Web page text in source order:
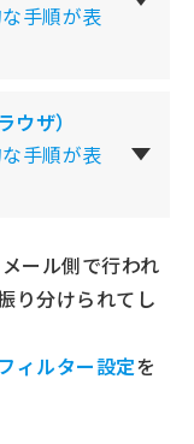
手順が表
ザ）
手順が表
ール側で行われ
り分けられてし
フィルター設定を